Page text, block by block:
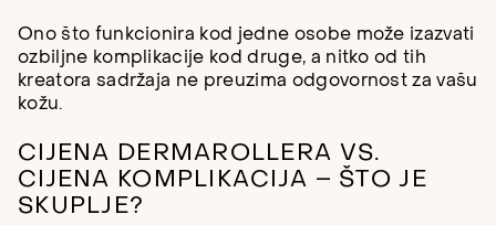
Ono što funkcionira kod jedne osobe može izazvati
ozbiljne komplikacije kod druge, a nitko od tih
kreatora sadržaja ne preuzima odgovornost za vašu
kožu.
CIJENA DERMAROLLERA VS.
CIJENA KOMPLIKACIJA – ŠTO JE
SKUPLJE?